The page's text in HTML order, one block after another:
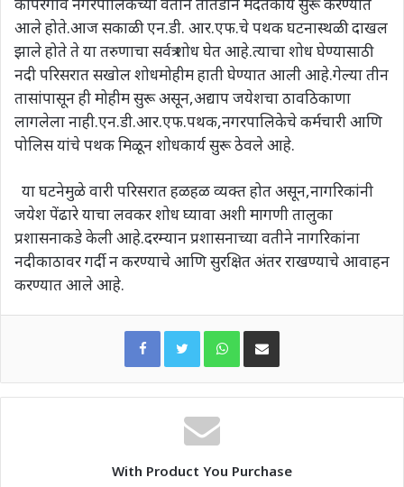
आले होते.आज सकाळी एन.डी. आर.एफ.चे पथक घटनास्थळी दाखल
झाले होते ते या तरुणाचा सर्वत्र शोध घेत आहे.त्याचा शोध घेण्यासाठी
नदी परिसरात सखोल शोधमोहीम हाती घेण्यात आली आहे.गेल्या तीन
तासांपासून ही मोहीम सुरू असून,अद्याप जयेशचा ठावठिकाणा
लागलेला नाही.एन.डी.आर.एफ.पथक,नगरपालिकेचे कर्मचारी आणि
पोलिस यांचे पथक मिळून शोधकार्य सुरू ठेवले आहे.
या घटनेमुळे वारी परिसरात हळहळ व्यक्त होत असून,नागरिकांनी
जयेश पेंढारे याचा लवकर शोध घ्यावा अशी मागणी तालुका
प्रशासनाकडे केली आहे.दरम्यान प्रशासनाच्या वतीने नागरिकांना
नदीकाठावर गर्दी न करण्याचे आणि सुरक्षित अंतर राखण्याचे आवाहन
करण्यात आले आहे.
WhatsAppShare via Email
With Product You Purchase